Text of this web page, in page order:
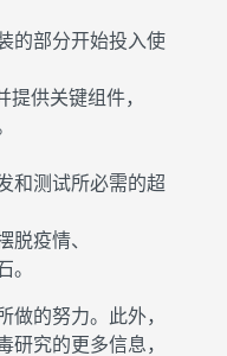
的部分开始投入使
供关键组件，
和测试所必需的超
疫情、
的努力。此外，
究的更多信息，